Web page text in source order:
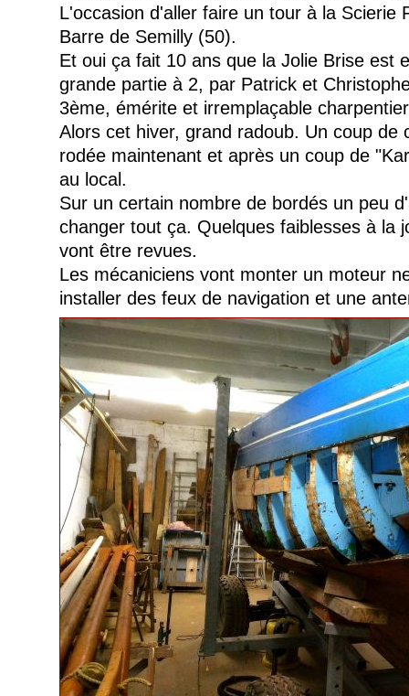
L'occasion d'aller faire un tour à la Scierie
Barre de Semilly (50).
Et oui ça fait 10 ans que la Jolie Brise est
grande partie à 2, par Patrick et
3ème, émérite et irremplaçable
Alors cet hiver, grand radoub. Un coup de
rodée maintenant et après un coup de
au local.
Sur un certain nombre de bordés un peu
changer tout ça. Quelques faiblesses à la
vont être revues.
Les mécaniciens vont monter un moteur
installer des feux de navigation et une